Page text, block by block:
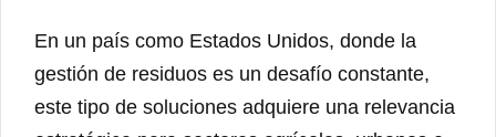
En un país como Estados Unidos, donde la
gestión de residuos es un desafío constante,
este tipo de soluciones adquiere una relevancia